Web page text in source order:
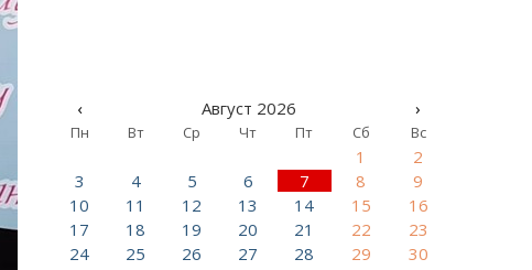
‹ Август 2026 ›
Пн Вт Ср Чт Пт Сб Вс
1
2
3
4 5 6 7 8
9
10
11 12 13 14 15
16
17
18 19 20 21 22
23
24
25 26 27 28 29
30